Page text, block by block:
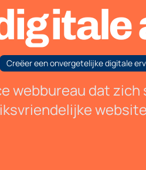
Creëer een onvergetelijke digitale
webbureau dat